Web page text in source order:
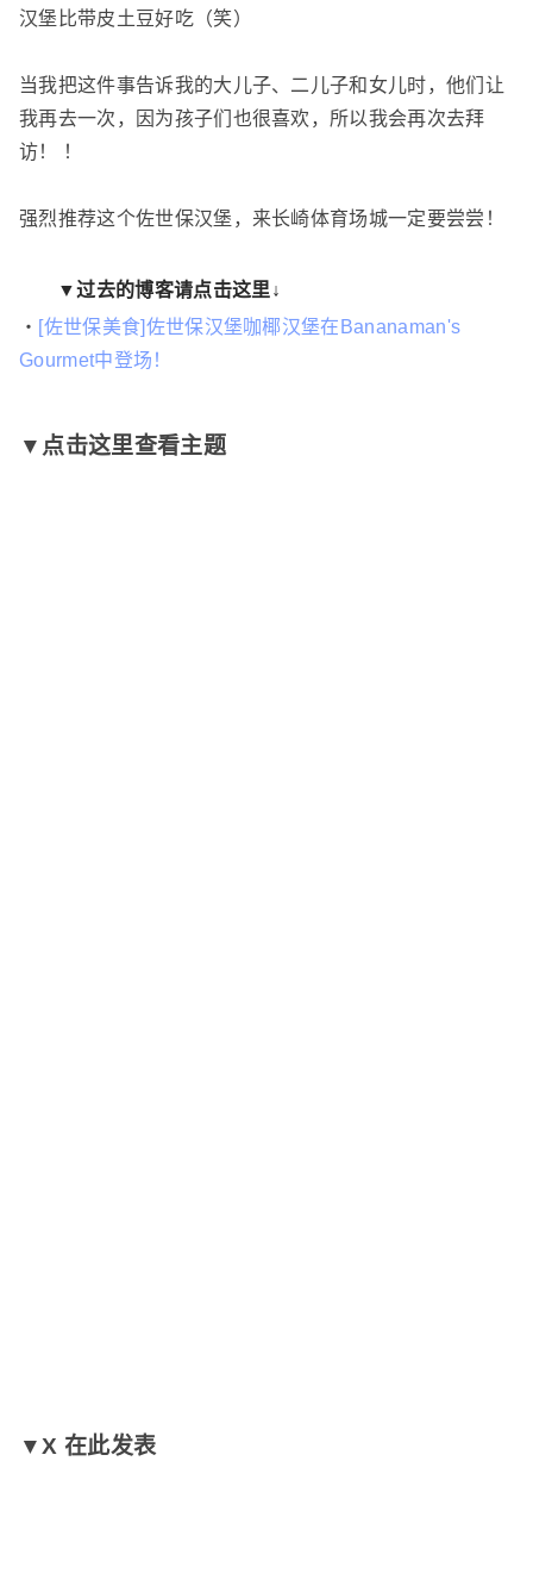
汉堡比带皮土豆好吃（笑）
当我把这件事告诉我的大儿子、二儿子和女儿时，他们让
我再去一次，因为孩子们也很喜欢，所以我会再次去拜
访！ ！
强烈推荐这个佐世保汉堡，来长崎体育场城一定要尝尝！
▼过去的博客请点击这里↓
・ [佐世保美食]佐世保汉堡咖椰汉堡在Bananaman's
Gourmet中登场！
▼点击这里查看主题
▼X 在此发表